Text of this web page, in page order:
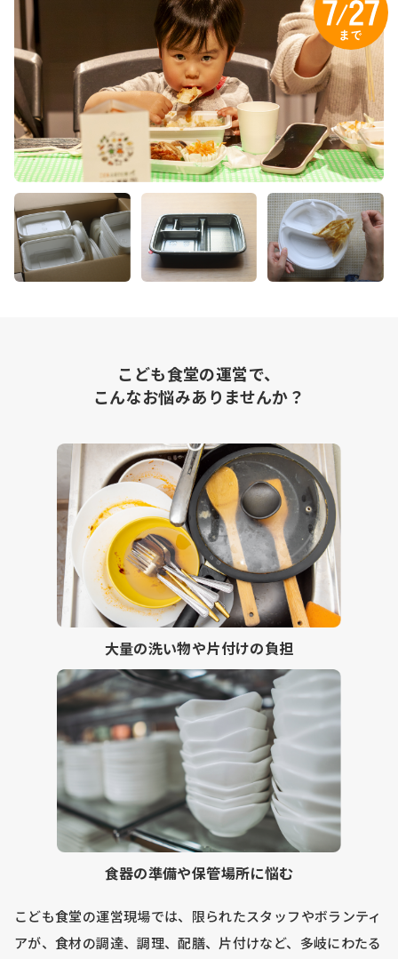
こども食堂の運営で、
こんなお悩みありませんか？
大量の洗い物や片付けの負担
食器の準備や保管場所に悩む
こども食堂の運営現場では、限られたスタッフやボランティ
アが、食材の調達、調理、配膳、片付けなど、多岐にわたる